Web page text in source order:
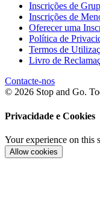
Inscrições de
Inscrições de
Oferecer uma
Política de
Termos de
Livro de
Contacte-nos
© 2026 Stop and Go.
Privacidade e Cookies
Your experience on
Allow cookies